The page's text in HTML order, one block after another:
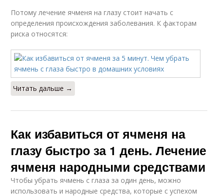
Потому лечение ячменя на глазу стоит начать с
определения происхождения заболевания. К факторам
риска относятся:
Читать дальше →
Как избавиться от ячменя на
глазу быстро за 1 день. Лечение
ячменя народными средствами
Чтобы убрать ячмень с глаза за один день, можно
использовать и народные средства, которые с успехом